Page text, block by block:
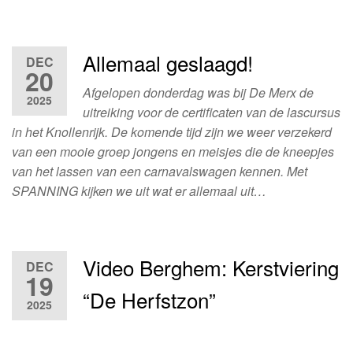
DEC
20
2025
Allemaal geslaagd!
Afgelopen donderdag was bij De Merx de
uitreiking voor de certificaten van de lascursus
in het Knollenrijk. De komende tijd zijn we weer verzekerd
van een mooie groep jongens en meisjes die de kneepjes
van het lassen van een carnavalswagen kennen. Met
SPANNING kijken we uit wat er allemaal uit…
DEC
19
2025
Video Berghem: Kerstviering
“De Herfstzon”